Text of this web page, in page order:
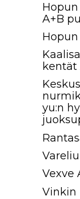
A+B
kentät
yu:n
Vexve
Vinkin